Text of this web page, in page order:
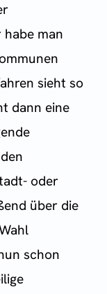
habe man
sieht so
dann eine
oder
über die
schon